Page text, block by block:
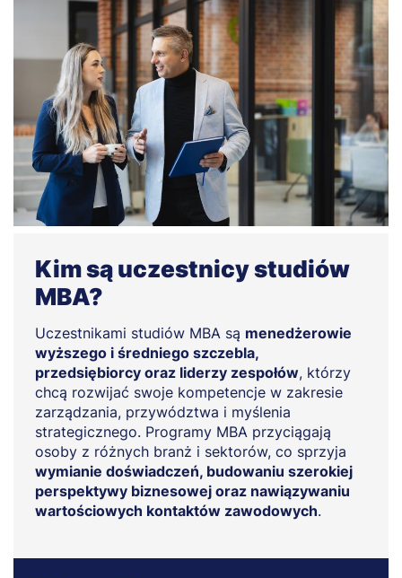
Kim są uczestnicy studiów
MBA?
Uczestnikami studiów MBA są menedżerowie
wyższego i średniego szczebla,
przedsiębiorcy oraz liderzy zespołów, którzy
chcą rozwijać swoje kompetencje w zakresie
zarządzania, przywództwa i myślenia
strategicznego. Programy MBA przyciągają
osoby z różnych branż i sektorów, co sprzyja
wymianie doświadczeń, budowaniu szerokiej
perspektywy biznesowej oraz nawiązywaniu
wartościowych kontaktów zawodowych.